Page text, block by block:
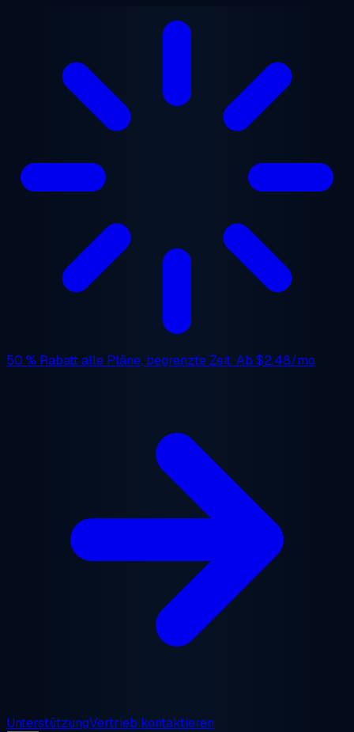
50 % Rabattalle Pläne, begrenzte Zeit. Ab $2.48/mo
UnterstützungVertrieb kontaktieren